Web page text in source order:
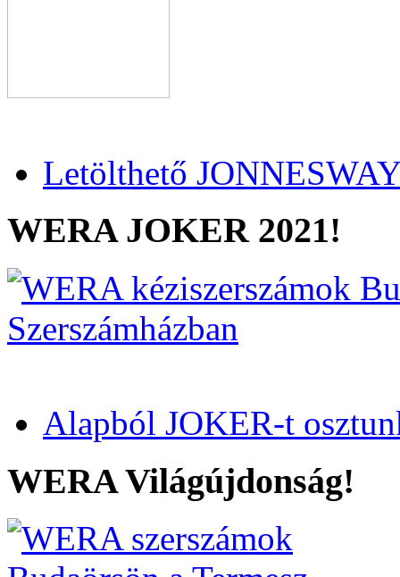
Letölthető
WERA JOKER 2021!
Alapból JOKER-t
WERA Világújdonság!